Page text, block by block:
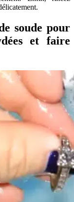
soude pour
et faire